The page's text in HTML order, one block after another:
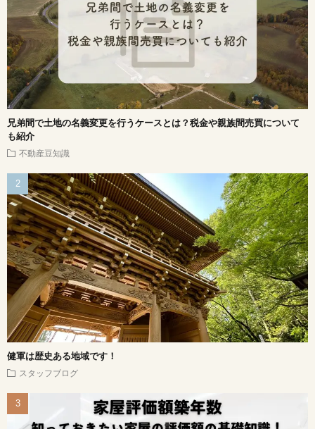
兄弟間で土地の名義変更を行うケースとは？税金や親族間売買について
も紹介
不動産豆知識
健軍は歴史ある地域です！
スタッフブログ